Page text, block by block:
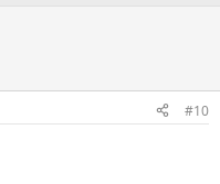
#10